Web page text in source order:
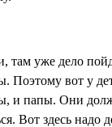
там уже дело
Поэтому вот у
и папы. Они
Вот здесь надо